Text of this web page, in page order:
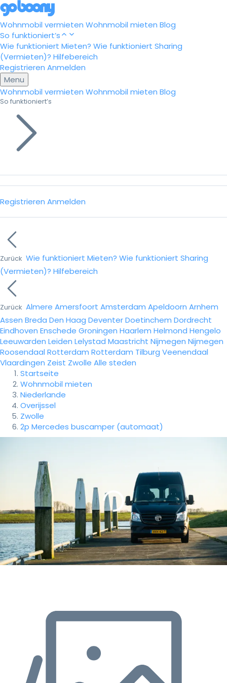
Wohnmobil vermieten Wohnmobil mieten Blog
So funktioniert’s
Wie funktioniert Mieten? Wie funktioniert Sharing
(Vermieten)? Hilfebereich
Registrieren Anmelden
Menu
Wohnmobil vermieten Wohnmobil mieten Blog
So funktioniert’s
Registrieren Anmelden
Zurück Wie funktioniert Mieten? Wie funktioniert Sharing
(Vermieten)? Hilfebereich
Zurück Almere Amersfoort Amsterdam Apeldoorn Arnhem
Assen Breda Den Haag DeventerDoetinchem Dordrecht
Eindhoven Enschede Groningen Haarlem Helmond Hengelo
Leeuwarden Leiden Lelystad Maastricht Nijmegen Nijmegen
Roosendaal Rotterdam Rotterdam Tilburg Veenendaal
Vlaardingen Zeist Zwolle Alle steden
Startseite
Wohnmobil mieten
Niederlande
Overijssel
Zwolle
2p Mercedes buscamper (automaat)